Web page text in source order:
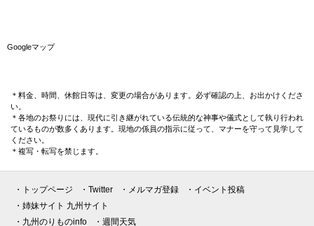
Googleマップ
＊料金、時間、休館日等は、変更の場合があります。必ず確認の上、お出かけくださ
い。
＊各地のお祭りには、現代に引き継がれている伝統的な神事や儀式として執り行われ
ているものが数多くあります。現地の係員の指示に従って、マナーを守って見学して
ください。
＊複写・転写を禁じます。
・トップページ ・Twitter ・メルマガ登録
・イベント投稿
・姉妹サイト 九州サイト
・九州のりものinfo
・週間天気